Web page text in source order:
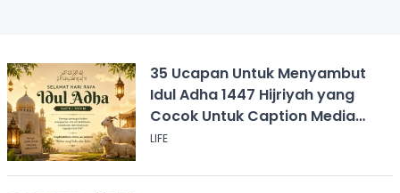
35 Ucapan Untuk Menyambut
Idul Adha 1447 Hijriyah yang
Cocok Untuk Caption Media
Sosial
LIFE